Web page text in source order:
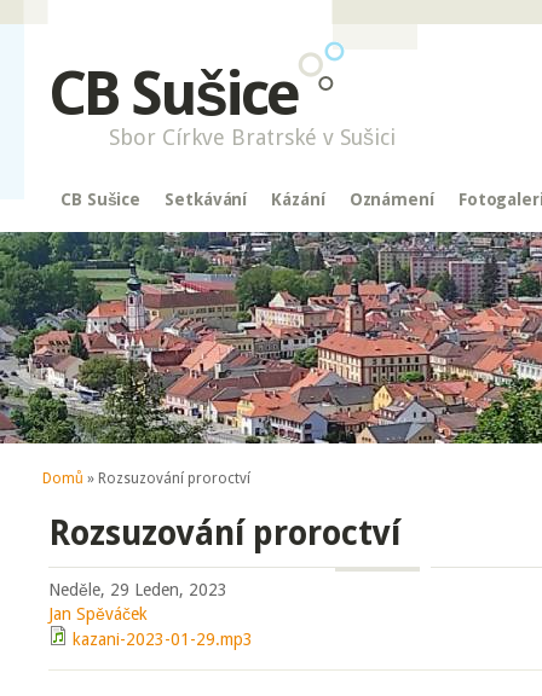
CB Sušice
Sbor Církve Bratrské v Sušici
CB Sušice Setkávání Kázání Oznámení
Jste zde
Domů » Rozsuzování proroctví
Rozsuzování proroctví
Neděle, 29 Leden, 2023
Jan Spěváček
kazani-2023-01-29.mp3